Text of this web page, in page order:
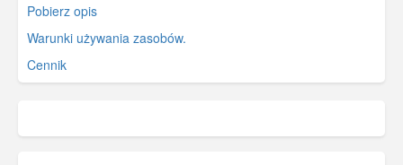
Pobierz opis
Warunki używania zasobów.
Cennik